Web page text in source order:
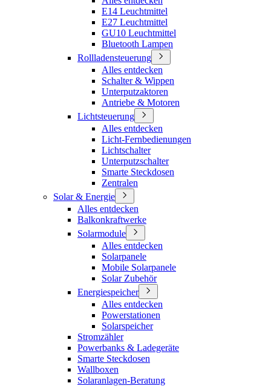
E14 Leuchtmittel
E27 Leuchtmittel
GU10 Leuchtmittel
Bluetooth Lampen
Rollladensteuerung
Alles entdecken
Schalter & Wippen
Unterputzaktoren
Antriebe & Motoren
Lichtsteuerung
Alles entdecken
Licht-Fernbedienungen
Lichtschalter
Unterputzschalter
Smarte Steckdosen
Zentralen
Solar & Energie
Alles entdecken
Balkonkraftwerke
Solarmodule
Alles entdecken
Solarpanele
Mobile Solarpanele
Solar Zubehör
Energiespeicher
Alles entdecken
Powerstationen
Solarspeicher
Stromzähler
Powerbanks & Ladegeräte
Smarte Steckdosen
Wallboxen
Solaranlagen-Beratung